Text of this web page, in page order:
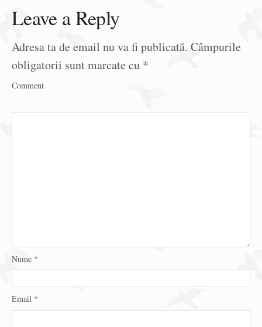
Leave a Reply
Adresa ta de email nu va fi publicată. Câmpurile
obligatorii sunt marcate cu *
Comment
Nume *
Email *